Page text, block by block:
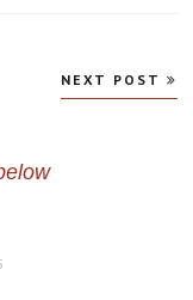
NEXT POST